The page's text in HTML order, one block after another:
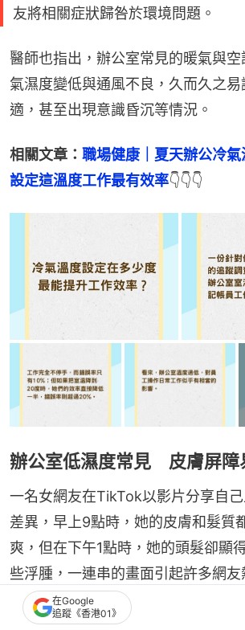
友將相關症狀歸咎於環境問題。
醫師也指出，辦公室常見的暖氣與
氣濕度變低與通風不良，久而久之
適，甚至出現意識昏沉等情況。
相關文章： 職場健康｜夏天辦公冷氣
設定這溫度工作最有效率👇👇👇
辦公室低濕度常見 皮膚屏障
一名女網友在TikTok以影片分享自
差異，早上9點時，她的皮膚和髮質
爽，但在下午1點時，她的頭髮卻顯
些浮腫，一連串的畫面引起許多網
這個現象稱為「辦公室空氣理論（
theory）」
在Google
追蹤《香港01》